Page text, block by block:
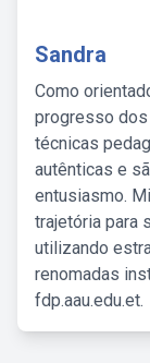
Sandra
Como
progresso dos
técnicas
autênticas e
entusiasmo.
trajetória para
utilizando
renomadas
fdp.aau.edu.et.